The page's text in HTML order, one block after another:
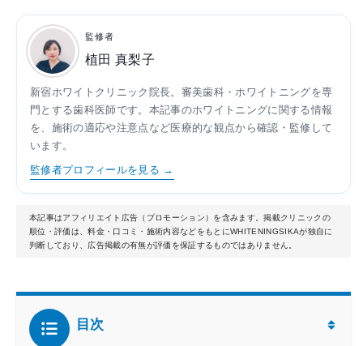
監修者
植田 真梨子
新宿ホワイトクリニック院長。審美歯科・ホワイトニングを専
門とする歯科医師です。本記事のホワイトニングに関する情報
を、施術の適応や注意点など医療的な観点から確認・監修して
います。
監修者プロフィールを見る →
本記事はアフィリエイト広告（プロモーション）を含みます。掲載クリニックの
順位・評価は、料金・口コミ・施術内容などをもとにWHITENINGSIKAが独自に
判断しており、広告掲載の有無が評価を保証するものではありません。
目次